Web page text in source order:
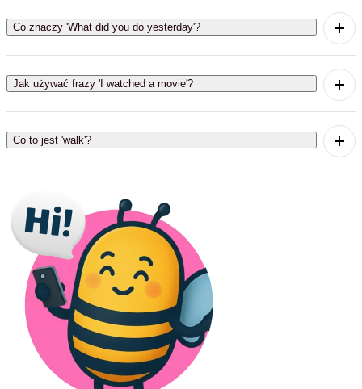
Co znaczy 'What did you do yesterday'?
To zdanie oznacza 'Co robiłeś wczoraj?'
Jak używać frazy 'I watched a movie'?
Używamy jej, gdy chcemy powiedzieć, że
oglądaliśmy film.
Co to jest 'walk'?